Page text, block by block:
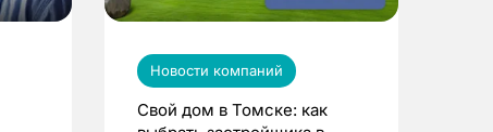
Новости компаний
Свой дом в Томске: как